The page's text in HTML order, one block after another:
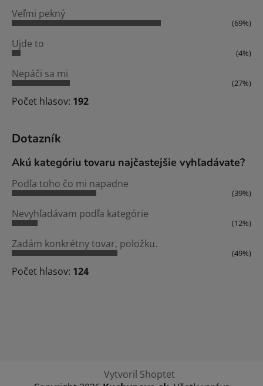
Veľmi pekný
(69%)
Ujde to
(4%)
Nepáči sa mi
(27%)
Počet hlasov: 192
Dotazník
Akú kategóriu tovaru najčastejšie vyhľadávate?
Podľa toho čo mi napadne
(39%)
Nevyhľadávam podľa kategórie
(12%)
Zadám konkrétny tovar, položku.
(49%)
Počet hlasov: 124
Vytvoril Shoptet